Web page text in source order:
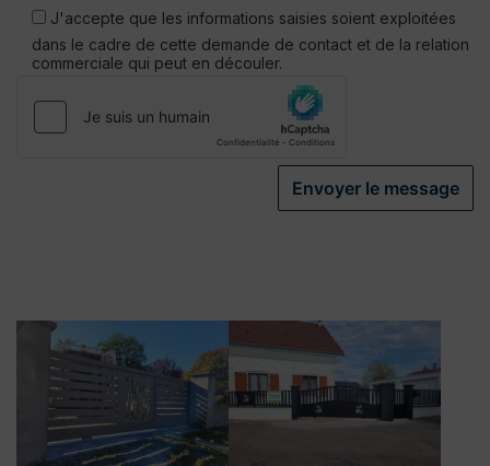
laisser
ce
champ
vide.
J'accepte que les informations saisies soient exploitées
dans le cadre de cette demande de contact et de la relation
commerciale qui peut en découler.